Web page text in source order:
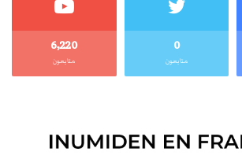
0
متابعون
6٬220
متابعون